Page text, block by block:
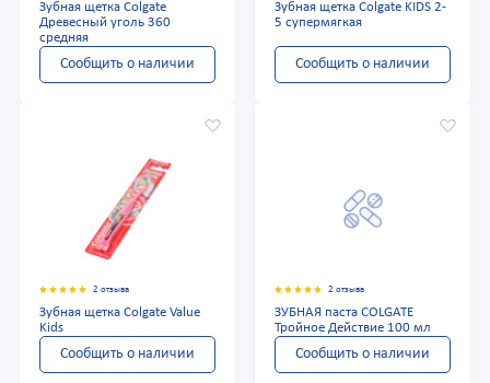
Зубная щетка Colgate
Древесный уголь 360
средняя
Сообщить о наличии
Зубная щетка Colgate KIDS 2-
5 супермягкая
Сообщить о наличии
2 отзыва
Зубная щетка Colgate Value
Kids
Сообщить о наличии
2 отзыва
ЗУБНАЯ паста COLGATE
Тройное Действие 100 мл
Сообщить о наличии